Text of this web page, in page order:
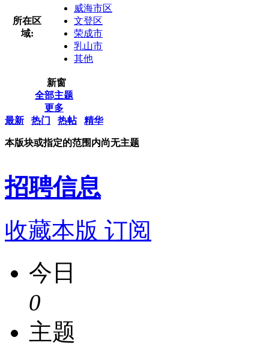
所在区
域:
威海市区
文登区
荣成市
乳山市
其他
新窗
全部主题
更多
最新
热门 热帖 精华
本版块或指定的范围内尚无主题
招聘信息
收藏本版 订阅
今日
0
主题